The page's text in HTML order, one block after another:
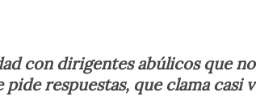
con dirigentes abúlicos que
respuestas, que clama casi